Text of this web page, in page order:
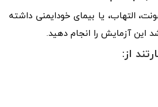
التهاب، یا بیمای خودایمنی داشته
این آزمایش را انجام دهید.
از: